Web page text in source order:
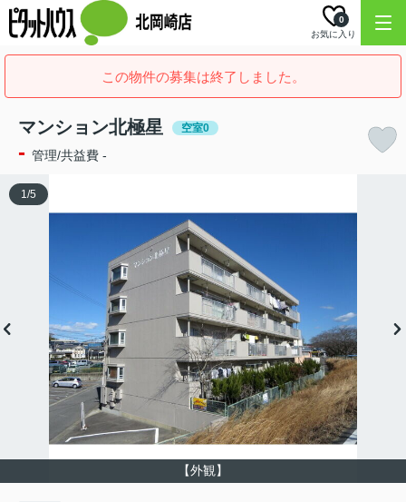
お気に入り
0
この物件の募集は終了しました。
マンション北極星 空室0
- 管理/共益費 -
【外観】
1/5